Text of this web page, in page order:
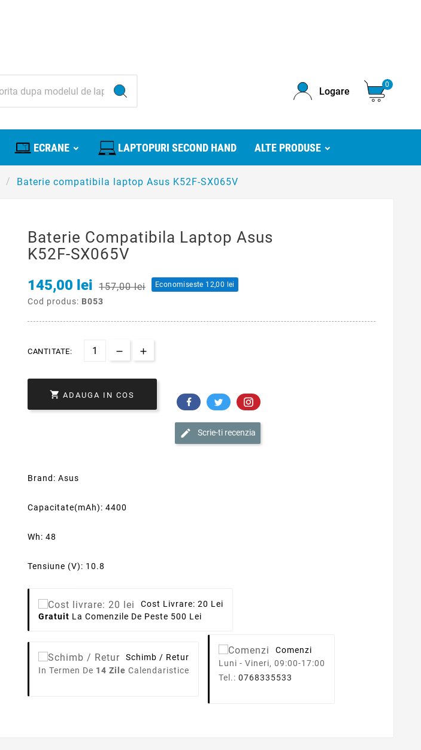
Logare
0
ECRANE LAPTOPURI SECOND HAND ALTE PRODUSE
Baterie compatibila laptop Asus K52F-SX065V
Baterie Compatibila Laptop Asus
K52F-SX065V
145,00 lei 157,00 lei Economiseste 12,00 lei
Cod produs: B053
CANTITATE:
 ADAUGA IN COS
Scrie-ti recenzia
Brand: Asus
Capacitate(mAh): 4400
Wh: 48
Tensiune (V): 10.8
Cost Livrare: 20 Lei
Gratuit La Comenzile De Peste 500 Lei
Schimb / Retur
In Termen De 14 Zile Calendaristice
Comenzi
Luni - Vineri, 09:00-17:00
Tel.: 0768335533